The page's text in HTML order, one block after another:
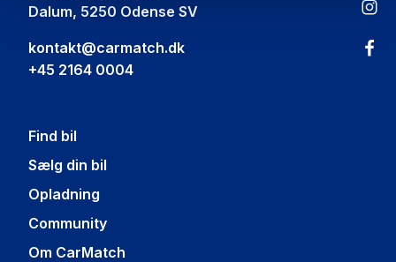
Dalum, 5250 Odense SV
kontakt@carmatch.dk
+45 2164 0004
Find bil
Sælg din bil
Opladning
Community
Om CarMatch